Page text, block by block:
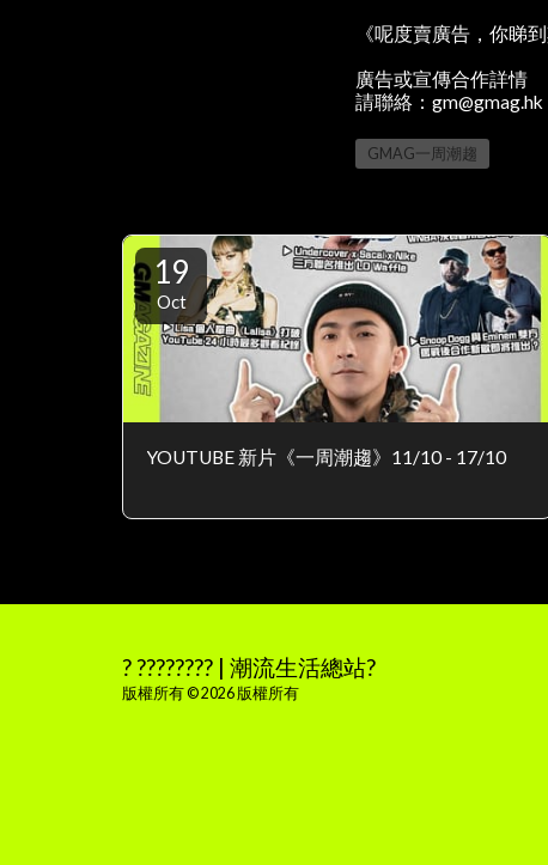
《呢度賣廣告，你睇
廣告或宣傳合作詳情
請聯絡：gm@gmag.hk
GMAG一周潮趨
19
Oct
YOUTUBE 新片《一周潮趨》11/10 - 17/10
? ???????? | 潮流生活總站?
版權所有 © 2026 版權所有